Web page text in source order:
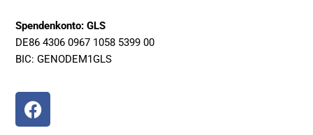
Spendenkonto: GLS
DE86 4306 0967 1058 5399 00
BIC: GENODEM1GLS
F
a